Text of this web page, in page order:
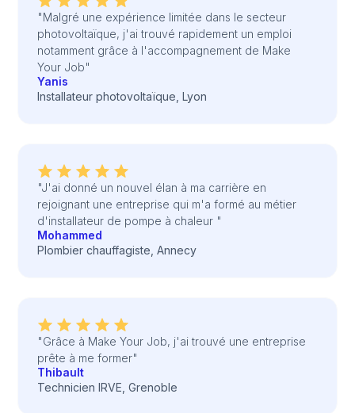
"Malgré une expérience limitée dans le secteur
photovoltaïque, j'ai trouvé rapidement un emploi
notamment grâce à l'accompagnement de Make
Your Job"
Yanis
Installateur photovoltaïque, Lyon
"J'ai donné un nouvel élan à ma carrière en
rejoignant une entreprise qui m'a formé au métier
d'installateur de pompe à chaleur "
Mohammed
Plombier chauffagiste, Annecy
"Grâce à Make Your Job, j'ai trouvé une entreprise
prête à me former"
Thibault
Technicien IRVE, Grenoble